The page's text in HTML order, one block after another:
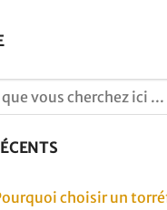
choisir un